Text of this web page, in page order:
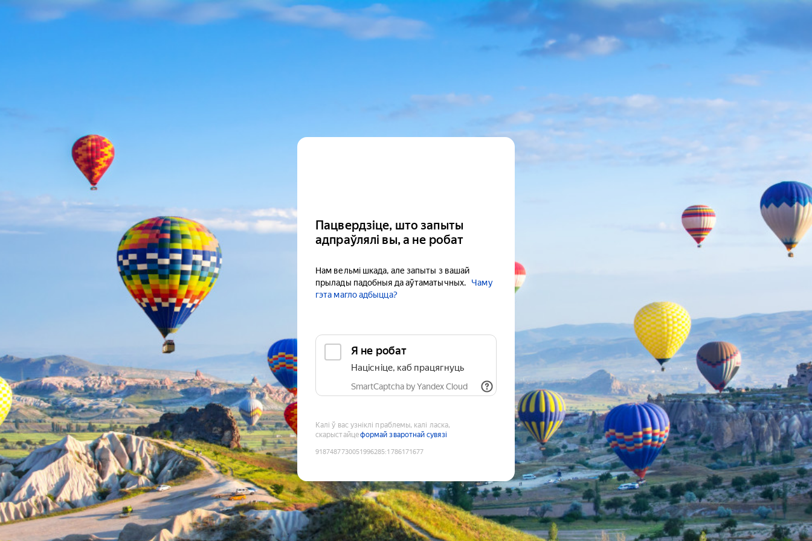
Пацвердзіце, што запыты
адпраўлялі вы, а не робат
Нам вельмі шкада, але запыты з вашай
прылады падобныя да аўтаматычных.
Чаму
гэта магло адбыцца?
Я не робат
Націсніце, каб працягнуць
SmartCaptcha by Yandex Cloud
Калі ў вас узніклі праблемы, калі ласка,
скарыстайцеформай зваротнай сувязі
9187487730051996285:1786171677